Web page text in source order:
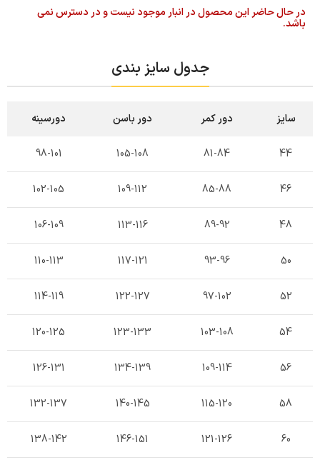
در حال حاضر این محصول در انبار موجود نیست و در دسترس نمی
باشد.
جدول سایز بندی
سایز دور کمر دور باسن دورسینه
44
81-84
105-108
98-101
46
85-88
109-112
102-105
48
89-92
113-116
106-109
50
93-96
117-121
110-113
52
97-102
122-127
114-119
54
103-108
123-133
120-125
56
109-114
134-139
126-131
58
115-120
140-145
132-137
60
121-126
146-151
138-142